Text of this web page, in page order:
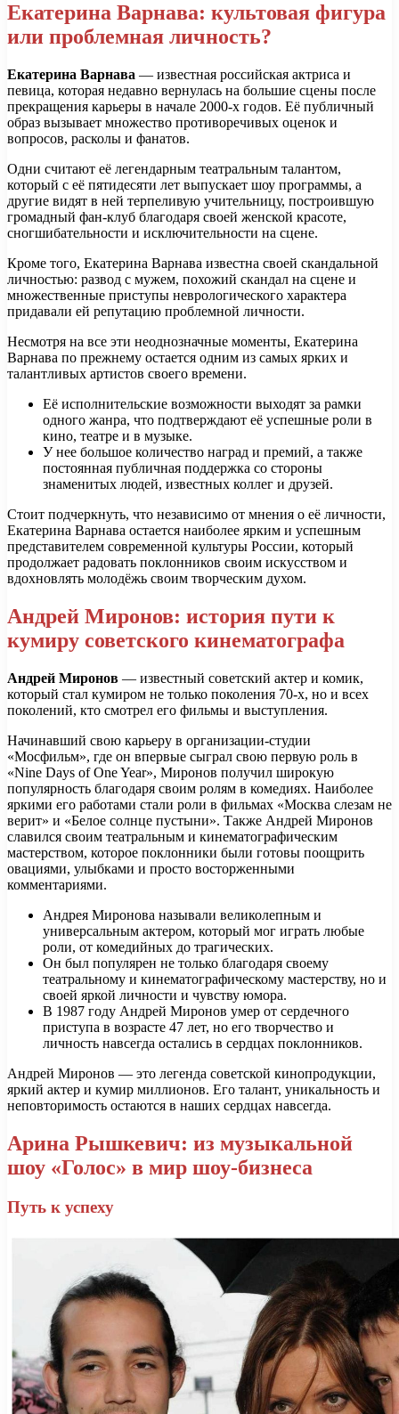
Екатерина Варнава: культовая фигура
или проблемная личность?
Екатерина Варнава — известная российская актриса и
певица, которая недавно вернулась на большие сцены после
прекращения карьеры в начале 2000-х годов. Её публичный
образ вызывает множество противоречивых оценок и
вопросов, расколы и фанатов.
Одни считают её легендарным театральным талантом,
который с её пятидесяти лет выпускает шоу программы, а
другие видят в ней терпеливую учительницу, построившую
громадный фан-клуб благодаря своей женской красоте,
сногшибательности и исключительности на сцене.
Кроме того, Екатерина Варнава известна своей скандальной
личностью: развод с мужем, похожий скандал на сцене и
множественные приступы неврологического характера
придавали ей репутацию проблемной личности.
Несмотря на все эти неоднозначные моменты, Екатерина
Варнава по прежнему остается одним из самых ярких и
талантливых артистов своего времени.
Её исполнительские возможности выходят за рамки
одного жанра, что подтверждают её успешные роли в
кино, театре и в музыке.
У нее большое количество наград и премий, а также
постоянная публичная поддержка со стороны
знаменитых людей, известных коллег и друзей.
Стоит подчеркнуть, что независимо от мнения о её личности,
Екатерина Варнава остается наиболее ярким и успешным
представителем современной культуры России, который
продолжает радовать поклонников своим искусством и
вдохновлять молодёжь своим творческим духом.
Андрей Миронов: история пути к
кумиру советского кинематографа
Андрей Миронов — известный советский актер и комик,
который стал кумиром не только поколения 70-х, но и всех
поколений, кто смотрел его фильмы и выступления.
Начинавший свою карьеру в организации-студии
«Мосфильм», где он впервые сыграл свою первую роль в
«Nine Days of One Year», Миронов получил широкую
популярность благодаря своим ролям в комедиях. Наиболее
яркими его работами стали роли в фильмах «Москва слезам не
верит» и «Белое солнце пустыни». Также Андрей Миронов
славился своим театральным и кинематографическим
мастерством, которое поклонники были готовы поощрить
овациями, улыбками и просто восторженными
комментариями.
Андрея Миронова называли великолепным и
универсальным актером, который мог играть любые
роли, от комедийных до трагических.
Он был популярен не только благодаря своему
театральному и кинематографическому мастерству, но и
своей яркой личности и чувству юмора.
В 1987 году Андрей Миронов умер от сердечного
приступа в возрасте 47 лет, но его творчество и
личность навсегда остались в сердцах поклонников.
Андрей Миронов — это легенда советской кинопродукции,
яркий актер и кумир миллионов. Его талант, уникальность и
неповторимость остаются в наших сердцах навсегда.
Арина Рышкевич: из музыкальной
шоу «Голос» в мир шоу-бизнеса
Путь к успеху